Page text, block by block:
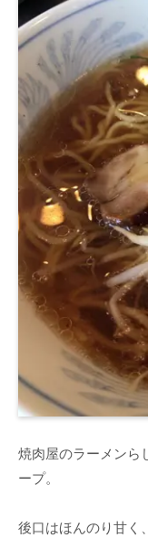
焼肉屋のラーメンら
ープ。
後口はほんのり甘く